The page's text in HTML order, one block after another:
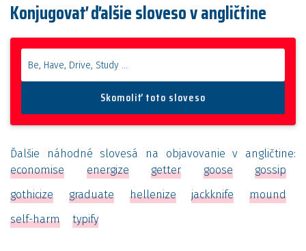
Konjugovať ďalšie sloveso v angličtine
Ďalšie náhodné slovesá na objavovanie v angličtine:
economise
energize getter goose
gossip
gothicize
graduate hellenize jackknife
mound
self-harm
typify